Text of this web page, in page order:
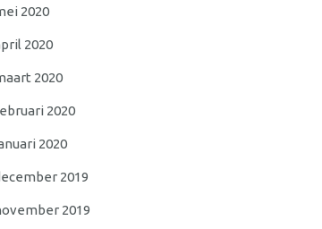
2020
2020
2020
2020
2020
2019
2019